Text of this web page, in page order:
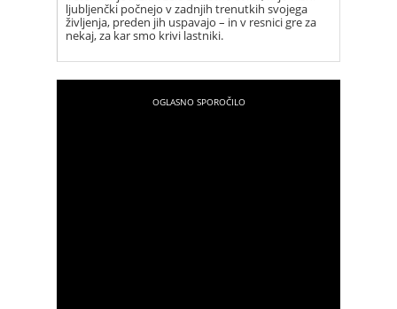
ljubljenčki počnejo v zadnjih trenutkih svojega
življenja, preden jih uspavajo – in v resnici gre za
nekaj, za kar smo krivi lastniki.